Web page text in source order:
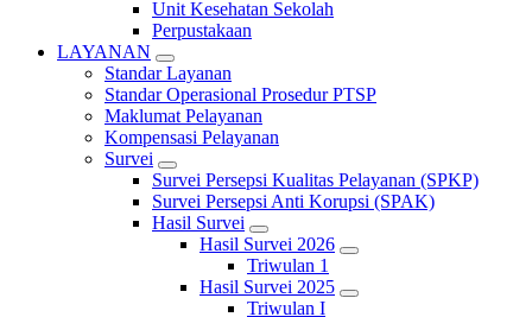
Unit Kesehatan Sekolah
Perpustakaan
LAYANAN
Standar Layanan
Standar Operasional Prosedur PTSP
Maklumat Pelayanan
Kompensasi Pelayanan
Survei
Survei Persepsi Kualitas Pelayanan (SPKP)
Survei Persepsi Anti Korupsi (SPAK)
Hasil Survei
Hasil Survei 2026
Triwulan 1
Hasil Survei 2025
Triwulan I